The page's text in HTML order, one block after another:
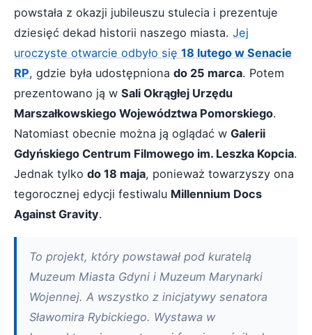
powstała z okazji jubileuszu stulecia i prezentuje
dziesięć dekad historii naszego miasta. Jej
uroczyste otwarcie odbyło się 18 lutego w Senacie
RP, gdzie była udostępniona do 25 marca. Potem
prezentowano ją w Sali Okrągłej Urzędu
Marszałkowskiego Województwa Pomorskiego.
Natomiast obecnie można ją oglądać w Galerii
Gdyńskiego Centrum Filmowego im. Leszka Kopcia.
Jednak tylko do 18 maja, ponieważ towarzyszy ona
tegorocznej edycji festiwalu Millennium Docs
Against Gravity.
To projekt, który powstawał pod kuratelą
Muzeum Miasta Gdyni i Muzeum Marynarki
Wojennej. A wszystko z inicjatywy senatora
Sławomira Rybickiego. Wystawa w